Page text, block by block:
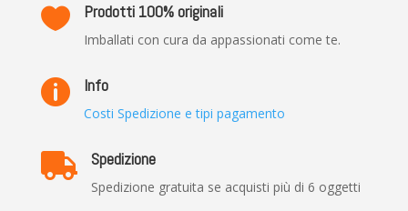
 Prodotti 100% originali
Imballati con cura da appassionati come te.
 Info
Costi Spedizione e tipi pagamento
 Spedizione
Spedizione gratuita se acquisti più di 6 oggetti